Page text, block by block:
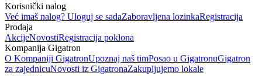
Korisnički nalog
Već imaš nalog? Uloguj se sadaZaboravljena lozinkaRegistracija
Prodaja
AkcijeNovostiRegistracija poklona
Kompanija Gigatron
O Kompaniji GigatronUpoznaj naš timPosao u GigatronuGigatron
za zajednicuNovosti iz GigatronaZakupljujemo lokale